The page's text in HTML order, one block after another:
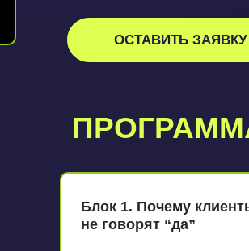
ОСТАВИТЬ ЗАЯВКУ
Блок 1. Почему
не говорят “да”